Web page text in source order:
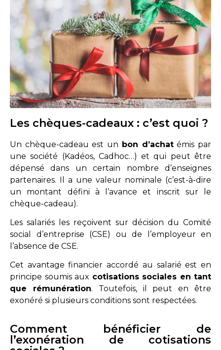
Les chèques-cadeaux : c’est quoi ?
Un chèque-cadeau est un bon d’achatémis par
une société (Kadéos, Cadhoc…) et qui peut être
dépensé dans un certain nombre d’enseignes
partenaires. Il a une valeur nominale (c’est-à-dire
un montant défini à l’avance et inscrit sur le
chèque-cadeau).
Les salariés les reçoivent sur décision du Comité
social d’entreprise (CSE) ou de l’employeur en
l’absence de CSE.
Cet avantage financier accordé au salarié est en
principe soumis aux cotisations sociales en tant
que rémunération. Toutefois, il peut en être
exonéré si plusieurs conditions sont respectées.
Comment bénéficier de
l’exonération de cotisations